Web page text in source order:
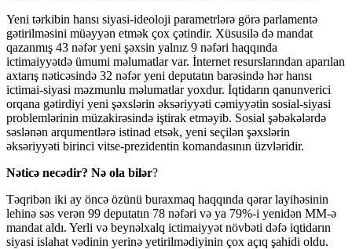
Yeni tərkibin hansı siyasi-ideoloji parametrlərə görə parlamentə
gətirilməsini müəyyən etmək çox çətindir. Xüsusilə də mandat
qazanmış 43 nəfər yeni şəxsin yalnız 9 nəfəri haqqında
ictimaiyyətdə ümumi məlumatlar var. İnternet resurslarından aparılan
axtarış nəticəsində 32 nəfər yeni deputatın barəsində hər hansı
ictimai-siyasi məzmunlu məlumatlar yoxdur. İqtidarın qanunverici
orqana gətirdiyi yeni şəxslərin əksəriyyəti cəmiyyətin sosial-siyasi
problemlərinin müzakirəsində iştirak etməyib. Sosial şəbəkələrdə
səslənən arqumentlərə istinad etsək, yeni seçilən şəxslərin
əksəriyyəti birinci vitse-prezidentin komandasının üzvləridir.
Nəticə necədir? Nə ola bilər?
Təqribən iki ay öncə özünü buraxmaq haqqında qərar layihəsinin
lehinə səs verən 99 deputatın 78 nəfəri və ya 79%-i yenidən MM-ə
mandat aldı. Yerli və beynəlxalq ictimaiyyət növbəti dəfə iqtidarın
siyasi islahat vədinin yerinə yetirilmədiyinin çox açıq şahidi oldu.